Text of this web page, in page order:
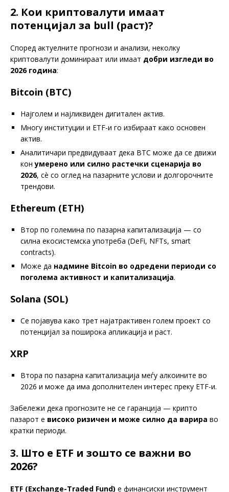
2. Кои криптовалути имаат
потенцијал за bull (раст)?
Според актуелните прогнози и анализи, неколку
криптовалути доминираат или имаат добри изгледи во
2026 година:
Bitcoin (BTC)
Најголем и најликвиден дигитален актив.
Многу институции и ETF-и го избираат како основен
актив.
Аналитичари предвидуваат дека BTC може да се движи
конумерено или силно растечки сценарија во
2026, сè со оглед на пазарните услови и долгорочните
трендови.
Ethereum (ETH)
Втор по големина по пазарна капитализација — со
силна екосистемска употреба (DeFi, NFTs, smart
contracts).
Може да надмине Bitcoin во одредени периоди со
поголема активност и капитализација.
Solana (SOL)
Се појавува како трет најатрактивен голем проект со
потенцијал за поширока апликација и раст.
XRP
Втора по пазарна капитализација меѓу алкоините во
2026 и може да има дополнителен интерес преку ETF-и.
Забележи дека прогнозите не се гаранција — крипто
пазарот е високо ризичен и може силно да варира во
кратки периоди.
3. Што е ETF и зошто се важни во
2026?
ETF (Exchange-Traded Fund) е финансиски инструмент